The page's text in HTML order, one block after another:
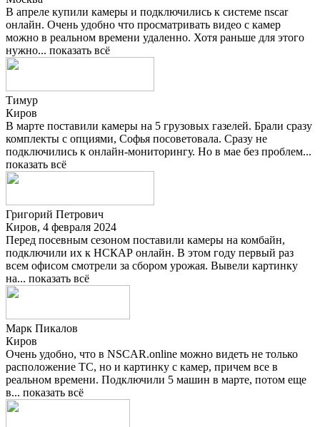
В апреле купили камеры и подключились к системе nscar
онлайн. Очень удобно что просматривать видео с камер
можно в реальном времени удаленно. Хотя раньше для этого
нужно... показать всё
Тимур
Киров
В марте поставили камеры на 5 грузовых газелей. Брали сразу
комплекты с опциями, Софья посоветовала. Сразу не
подключились к онлайн-мониторингу. Но в мае без проблем...
показать всё
Григорий Петрович
Киров, 4 февраля 2024
Перед посевным сезоном поставили камеры на комбайн,
подключили их к НСКАР онлайн. В этом году первый раз
всем офисом смотрели за сбором урожая. Вывели картинку
на... показать всё
Марк Пикалов
Киров
Очень удобно, что в NSCAR.online можно видеть не только
расположение ТС, но и картинку с камер, причем все в
реальном времени. Подключили 5 машин в марте, потом еще
в... показать всё